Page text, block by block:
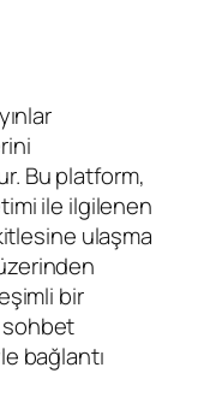
Bu platform,
ile ilgilenen
ulaşma
bir
bağlantı